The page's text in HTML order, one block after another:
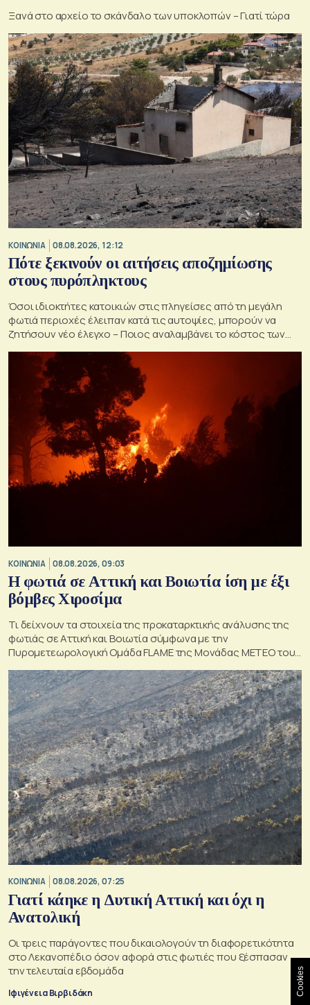
Ξανά στο αρχείο το σκάνδαλο των υποκλοπών – Γιατί τώρα
ΚΟΙΝΩΝΙΑ 08.08.2026, 12:12
Πότε ξεκινούν οι αιτήσεις αποζημίωσης
στους πυρόπληκτους
Όσοι ιδιοκτήτες κατοικιών στις πληγείσες από τη μεγάλη
φωτιά περιοχές έλειπαν κατά τις αυτοψίες, μπορούν να
ζητήσουν νέο έλεγχο – Ποιος αναλαμβάνει το κόστος των
ΚΟΙΝΩΝΙΑ 08.08.2026, 09:03
Η φωτιά σε Αττική και Βοιωτία ίση με έξι
βόμβες Χιροσίμα
Τι δείχνουν τα στοιχεία της προκαταρκτικής ανάλυσης της
φωτιάς σε Αττική και Βοιωτία σύμφωνα με την
Πυρομετεωρολογική Ομάδα FLAME της Μονάδας ΜΕΤΕΟ του
ΚΟΙΝΩΝΙΑ 08.08.2026, 07:25
Γιατί κάηκε η Δυτική Αττική και όχι η
Ανατολική
Oι τρεις παράγοντες που δικαιολογούν τη διαφορετικότητα
στο Λεκανοπέδιο όσον αφορά στις φωτιές που ξέσπασαν
την τελευταία εβδομάδα
Ιφιγένεια Βιρβιδάκη Cookies